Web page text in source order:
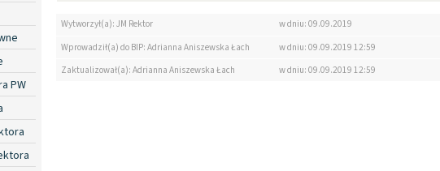
PW
Wytworzył(a): JM Rektor
w dniu: 09.09.2019
Wprowadził(a) do BIP: Adrianna Aniszewska Łach
w dniu: 09.09.2019 12:59
Zaktualizował(a): Adrianna Aniszewska Łach
w dniu: 09.09.2019 12:59